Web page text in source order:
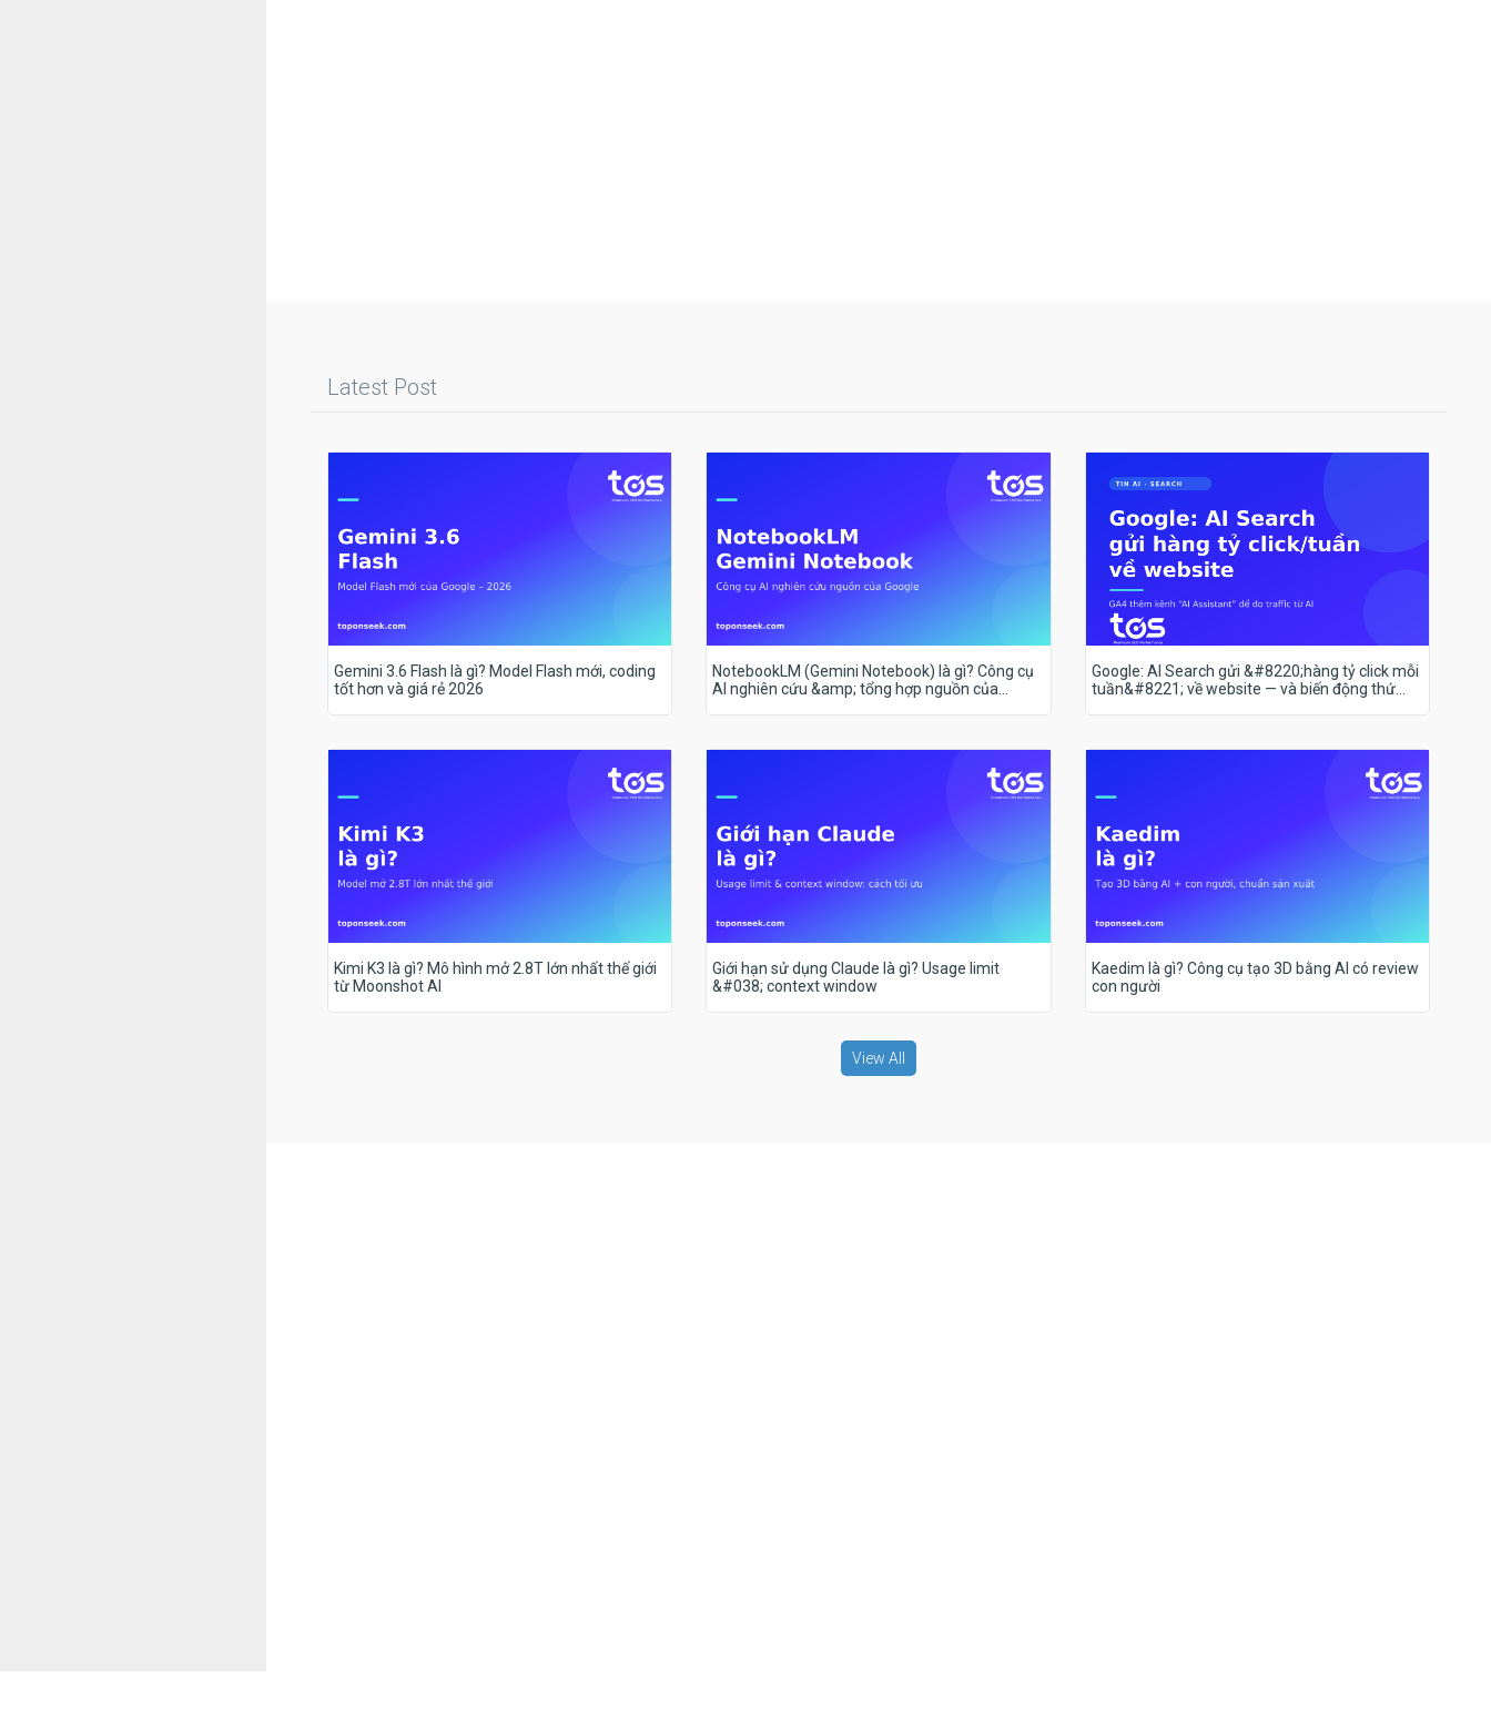
Latest Post
Gemini 3.6 Flash là gì? Model Flash mới, coding
tốt hơn và giá rẻ 2026
NotebookLM (Gemini Notebook) là gì? Công cụ
AI nghiên cứu &amp; tổng hợp nguồn của
Google: AI Search gửi &#8220;hàng tỷ click mỗi
tuần&#8221; về website — và biến động thứ
Kimi K3 là gì? Mô hình mở 2.8T lớn nhất thế giới
từ Moonshot AI
Giới hạn sử dụng Claude là gì? Usage limit
&#038; context window
Kaedim là gì? Công cụ tạo 3D bằng AI có review
con người
View All